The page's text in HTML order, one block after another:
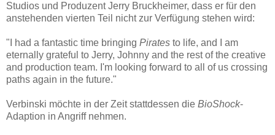
Studios und Produzent Jerry Bruckheimer, dass er für den
anstehenden vierten Teil nicht zur Verfügung stehen wird:
"I had a fantastic time bringing Pirates to life, and I am
eternally grateful to Jerry, Johnny and the rest of the creative
and production team. I'm looking forward to all of us crossing
paths again in the future."
Verbinski möchte in der Zeit stattdessen die BioShock-
Adaption in Angriff nehmen.